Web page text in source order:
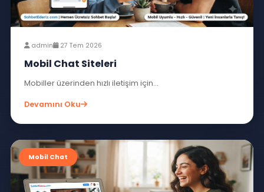
Sohbet Muhabbet
Sohbet muhabbet siteleri, İnternetin hayatımıza...